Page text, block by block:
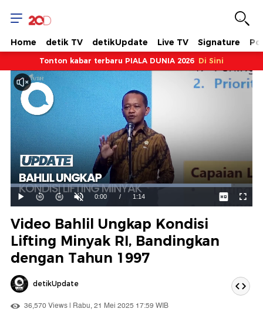
Home detik TV detikUpdate Live TV Signature
Tonton kabar terbaru PIALA DUNIA 2026 Di Sini
Mainkan
Suara
Hidup
Waktu
0:00 / Durasi
1:14
Dimuat:
91.38%
Video Bahlil Ungkap Kondisi
Lifting Minyak RI, Bandingkan
dengan Tahun 1997
detikUpdate
36,570 Views | Rabu, 21 Mei 2025 17:59 WIB